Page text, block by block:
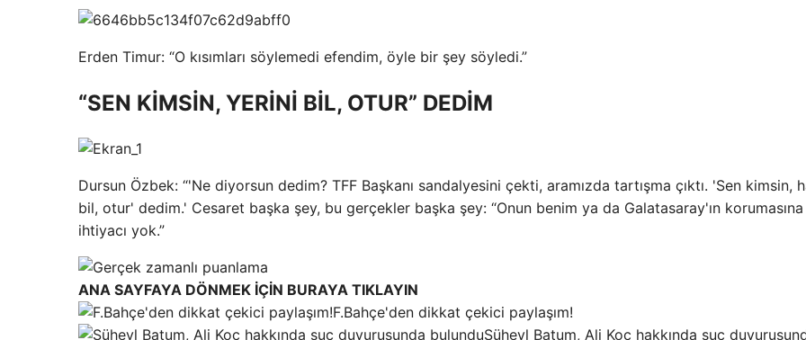
Erden Timur: “O kısımları söylemedi efendim, öyle bir şey söyledi.”
“SEN KİMSİN, YERİNİ BİL, OTUR” DEDİM
Dursun Özbek: “'Ne diyorsun dedim? TFF Başkanı sandalyesini çekti, aramızda tartışma çıktı. 'Sen kimsin,
bil, otur' dedim.' Cesaret başka şey, bu gerçekler başka şey: “Onun benim ya da Galatasaray'ın korumasına
ihtiyacı yok.”
ANA SAYFAYA DÖNMEK İÇİN BURAYA TIKLAYIN
F.Bahçe'den dikkat çekici paylaşım!
Süheyl Batum, Ali Koç hakkında suç